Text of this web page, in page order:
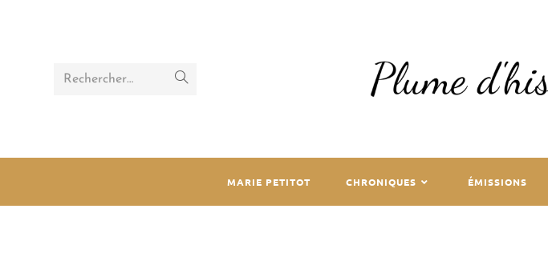
Rechercher…
MARIE PETITOT CHRONIQUES ÉMISSIONS